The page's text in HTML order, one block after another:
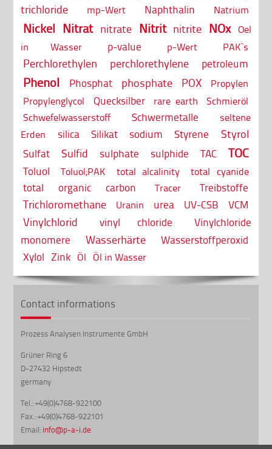
trichloride
mp-Wert Naphthalin Natrium
Nickel Nitrat nitrate Nitrit nitrite NOx Oel
in Wasser
p-value p-Wert PAK`s
Perchlorethylen perchlorethylene petroleum
Phenol Phosphat phosphate POX
Propylen
Propylenglycol
Quecksilber rare earth
Schmieröl
Schwefelwasserstoff
Schwermetalle
seltene
Erden
silica Silikat sodium Styrene Styrol
Sulfat Sulfid sulphate sulphide TAC TOC
Toluol Toluol;PAK total alcalinity total cyanide
total organic carbon Tracer Treibstoffe
Trichloromethane Uranin urea UV-CSB VCM
Vinylchlorid vinyl chloride
Vinylchloride
monomere
Wasserhärte
Wasserstoffperoxid
Xylol Zink Öl Öl in Wasser
Contact informations
Prozess Analysen Instrumente GmbH
Grüner Ring 6
D-27432 Hipstedt
germany
Tel.: +49(0)4768-922100
Fax.: +49(0)4768-922101
Email: info@p-a-i.de